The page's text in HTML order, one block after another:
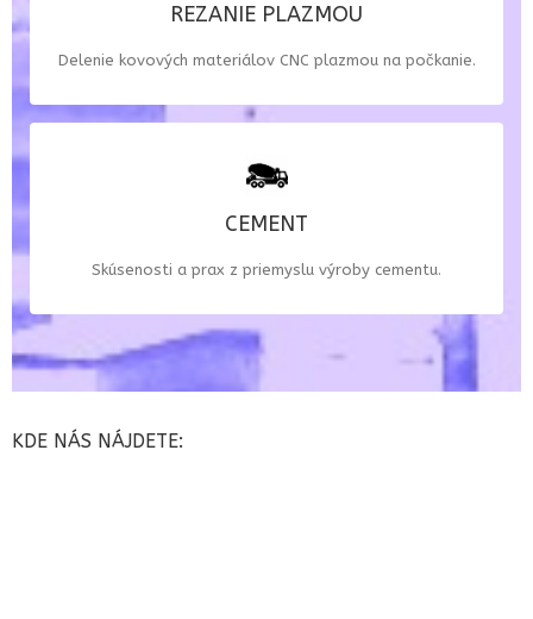
REZANIE PLAZMOU
Delenie kovových materiálov CNC plazmou na počkanie.
alebo AutoCAD modelu (*.DWG, *.DXF) priamo z počítača
CEMENT
Skúsenosti a prax z priemyslu výroby cementu.
CEMENT
Prax a skúsenosti s opravou, montážou technológie z
dielov a časti technológie.
KDE NÁS NÁJDETE: